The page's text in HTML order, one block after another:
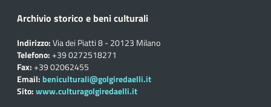
Archivio storico e beni culturali
Indirizzo:Via dei Piatti 8 - 20123 Milano
Telefono:+39 0272518271
Fax:+39 02062455
Email: beniculturali@golgiredaelli.it
Sito:www.culturagolgiredaelli.it